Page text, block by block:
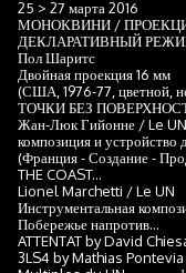
25 > 27 марта 2016
МОНОКВИНИ /
ДЕКЛАРАТИВНЫЙ
Пол Шаритс
Двойная проекция 16 мм
(США, 1976-77, цветной,
ТОЧКИ БЕЗ
Жан-Люк Гийонне / Le UN
композиция и устройство
(Франция - Создание -
THE COAST...
Lionel Marchetti / Le UN
Инструментальная
Побережье напротив...
ATTENTAT by David
3LS4 by Mathias